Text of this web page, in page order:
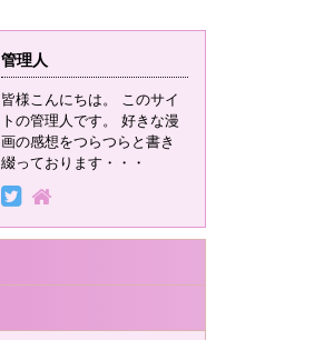
管理人
皆様こんにちは。 このサイ
トの管理人です。 好きな漫
画の感想をつらつらと書き
綴っております・・・